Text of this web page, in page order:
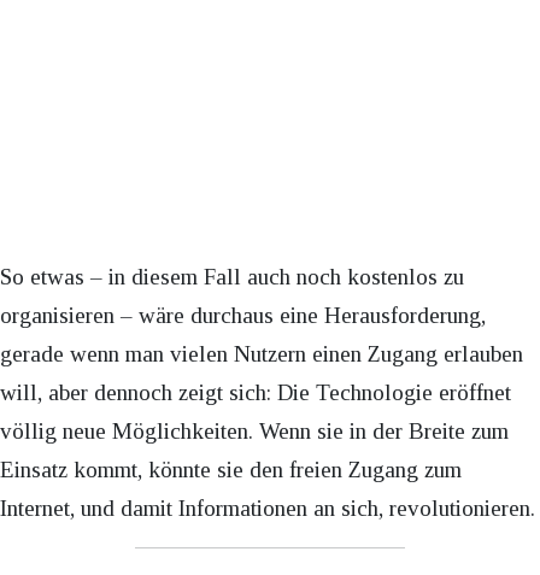
So etwas – in diesem Fall auch noch kostenlos zu
organisieren – wäre durchaus eine Herausforderung,
gerade wenn man vielen Nutzern einen Zugang erlauben
will, aber dennoch zeigt sich: Die Technologie eröffnet
völlig neue Möglichkeiten. Wenn sie in der Breite zum
Einsatz kommt, könnte sie den freien Zugang zum
Internet, und damit Informationen an sich, revolutionieren.